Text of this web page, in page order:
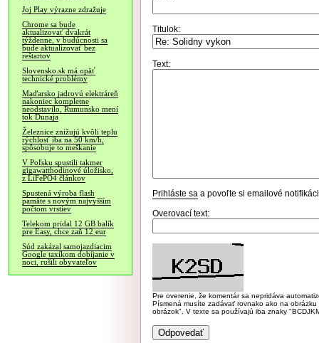
Joj Play výrazne zdražuje
Chrome sa bude
aktualizovať dvakrát
týždenne, v budúcnosti sa
bude aktualizovať bez
reštartov
Slovensko.sk má opäť
technické problémy
Maďarsko jadrovú elektráreň
nakoniec kompletne
neodstavilo, Rumunsko mení
tok Dunaja
Železnice znižujú kvôli teplu
rýchlosť iba na 50 km/h,
spôsobuje to meškanie
V Poľsku spustili takmer
gigawatthodinové úložisko,
z LiFePO4 článkov
Spustená výroba flash
pamäte s novým najvyšším
počtom vrstiev
Telekom pridal 12 GB balík
pre Easy, chce zaň 12 eur
Súd zakázal samojazdiacim
Google taxíkom dobíjanie v
noci, rušili obyvateľov
Titulok:
Text:
Prihláste sa a povoľte si emailové
Overovací text:
Pre overenie, že komentár sa nepridáva
Písmená musíte zadávať rovnako ako na
obrázok". V texte sa používajú iba znaky